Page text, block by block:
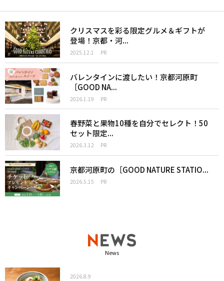
クリスマスを彩る限定グルメ＆ギフトが
登場！京都・河...
2025.12.1 PR
バレンタインに渡したい！京都河原町
［GOOD NA...
2026.1.19 PR
春野菜と果物10種を自分でセレクト！50
セット限定...
2026.3.12 PR
京都河原町の［GOOD NATURE STATIO...
2026.5.15 PR
News
2026.8.9